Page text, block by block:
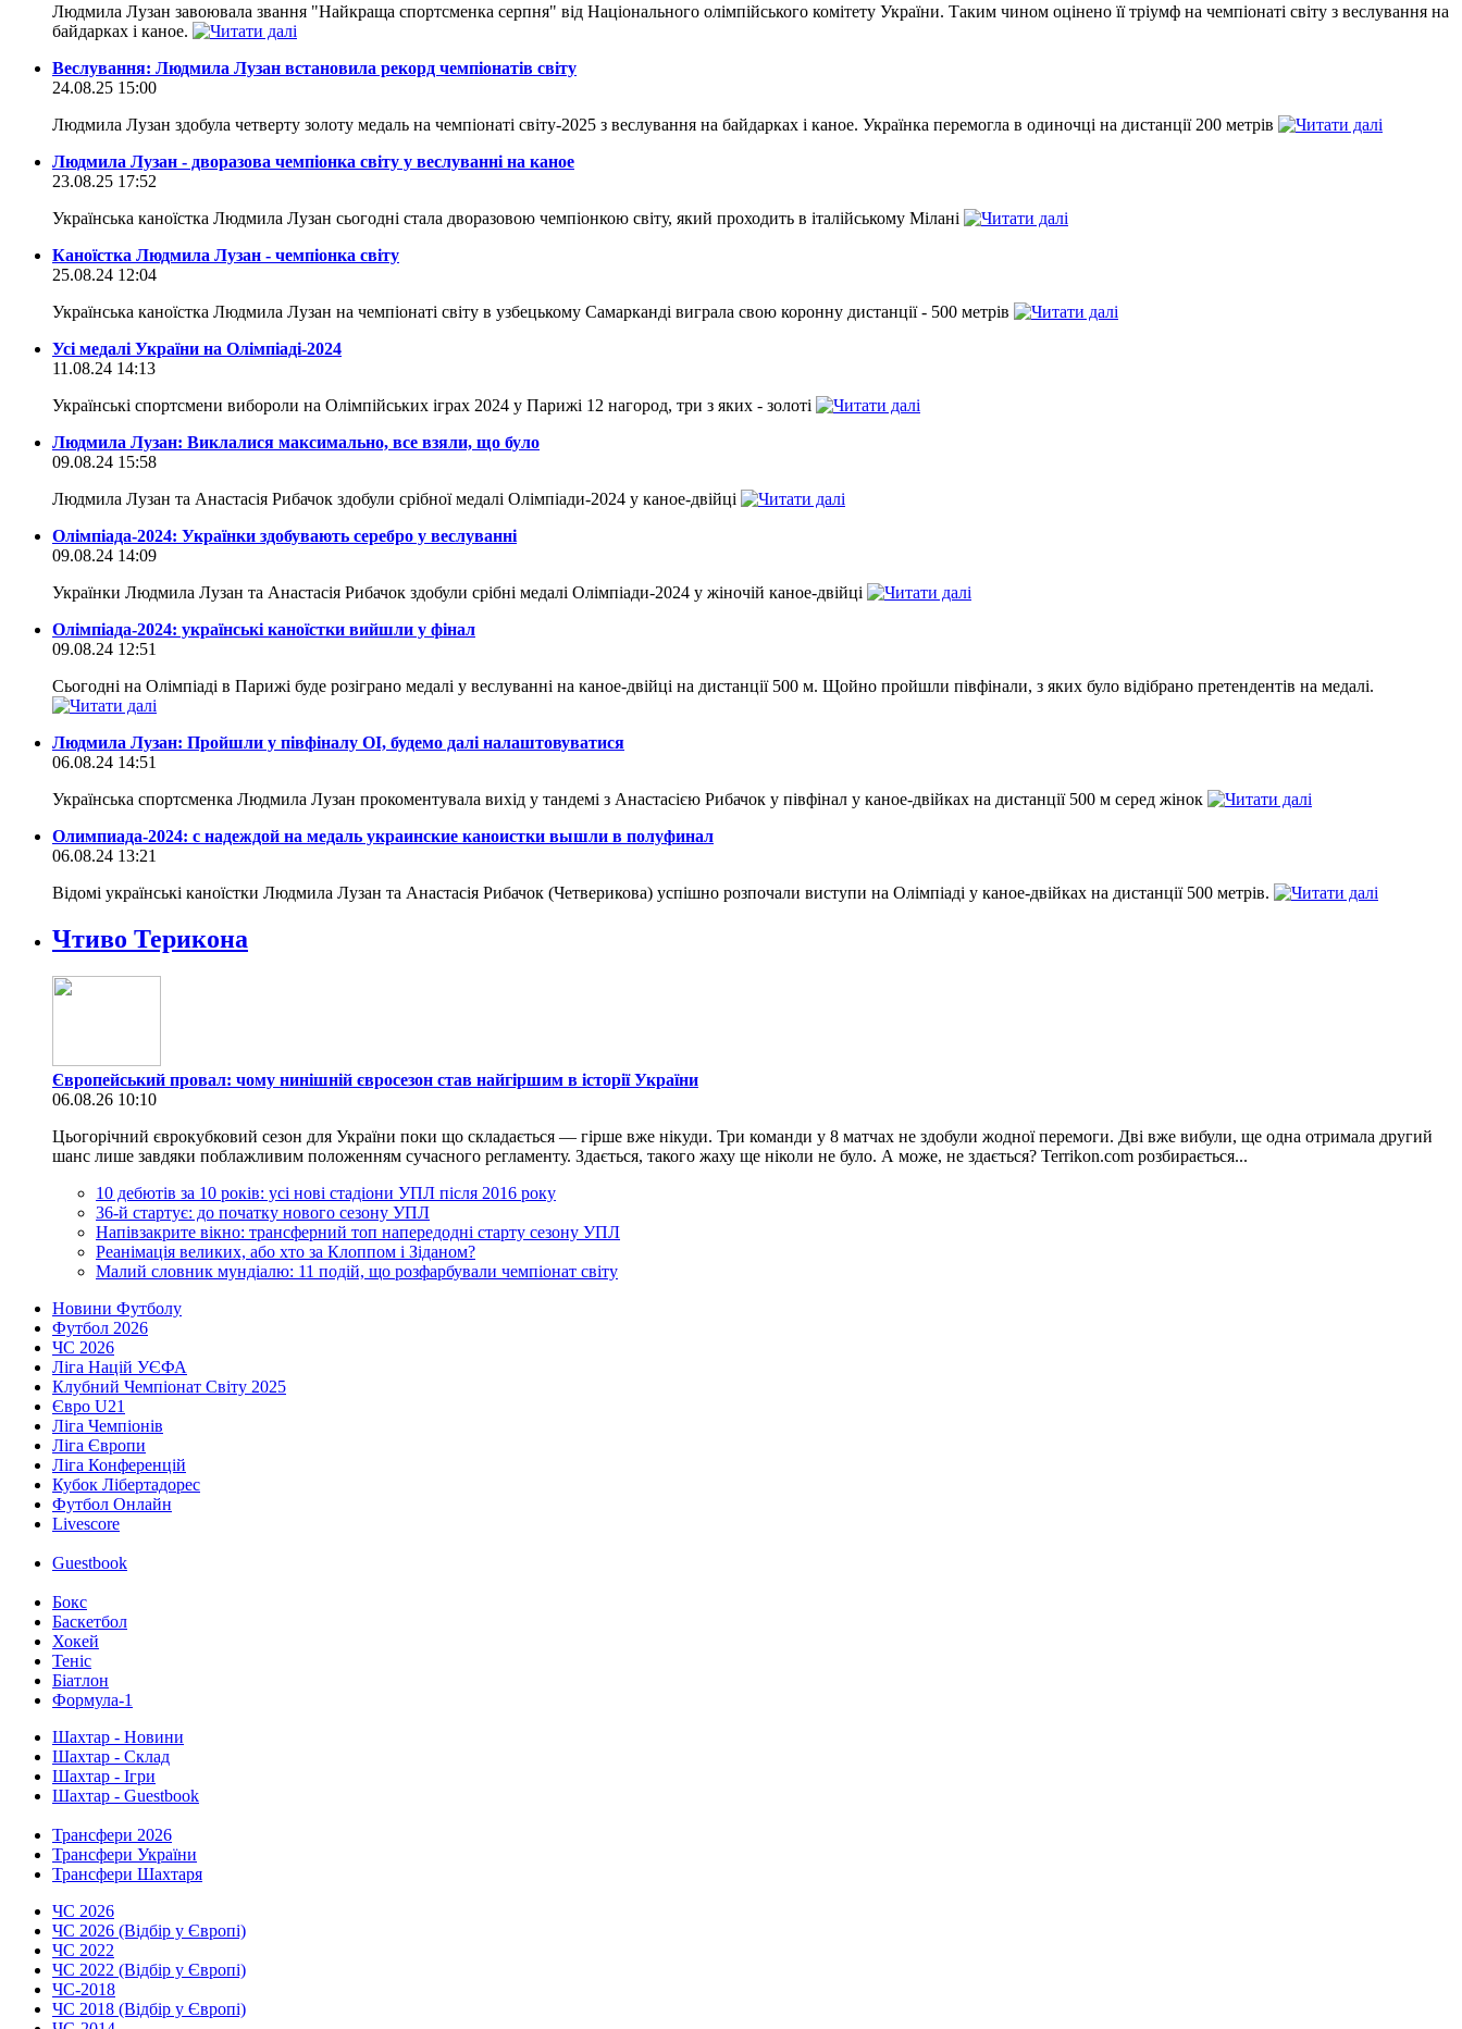
Людмила Лузан завоювала звання "Найкраща спортсменка серпня" від Національного олімпійського комітету України. Таким чином оцінено її тріумф на чемпіонаті світу з веслування на
байдарках і каное.
Веслування: Людмила Лузан встановила рекорд чемпіонатів світу
24.08.25 15:00
Людмила Лузан здобула четверту золоту медаль на чемпіонаті світу-2025 з веслування на байдарках і каное. Українка перемогла в одиночці на дистанції 200 метрів
Людмила Лузан - дворазова чемпіонка світу у веслуванні на каное
23.08.25 17:52
Українська каноїстка Людмила Лузан сьогодні стала дворазовою чемпіонкою світу, який проходить в італійському Мілані
Каноїстка Людмила Лузан - чемпіонка світу
25.08.24 12:04
Українська каноїстка Людмила Лузан на чемпіонаті світу в узбецькому Самарканді виграла свою коронну дистанції - 500 метрів
Усі медалі України на Олімпіаді-2024
11.08.24 14:13
Українські спортсмени вибороли на Олімпійських іграх 2024 у Парижі 12 нагород, три з яких - золоті
Людмила Лузан: Виклалися максимально, все взяли, що було
09.08.24 15:58
Людмила Лузан та Анастасія Рибачок здобули срібної медалі Олімпіади-2024 у каное-двійці
Олімпіада-2024: Українки здобувають серебро у веслуванні
09.08.24 14:09
Українки Людмила Лузан та Анастасія Рибачок здобули срібні медалі Олімпіади-2024 у жіночій каное-двійці
Олімпіада-2024: українські каноїстки вийшли у фінал
09.08.24 12:51
Сьогодні на Олімпіаді в Парижі буде розіграно медалі у веслуванні на каное-двійці на дистанції 500 м. Щойно пройшли півфінали, з яких було відібрано претендентів на медалі.
Людмила Лузан: Пройшли у півфіналу ОІ, будемо далі налаштовуватися
06.08.24 14:51
Українська спортсменка Людмила Лузан прокоментувала вихід у тандемі з Анастасією Рибачок у півфінал у каное-двійках на дистанції 500 м серед жінок
Олимпиада-2024: с надеждой на медаль украинские каноистки вышли в полуфинал
06.08.24 13:21
Відомі українські каноїстки Людмила Лузан та Анастасія Рибачок (Четверикова) успішно розпочали виступи на Олімпіаді у каное-двійках на дистанції 500 метрів.
Чтиво Терикона
Європейський провал: чому нинішній євросезон став найгіршим в історії України
06.08.26 10:10
Цьогорічний єврокубковий сезон для України поки що складається — гірше вже нікуди. Три команди у 8 матчах не здобули жодної перемоги. Дві вже вибули, ще одна отримала другий
шанс лише завдяки поблажливим положенням сучасного регламенту. Здається, такого жаху ще ніколи не було. А може, не здається? Terrikon.com розбирається...
10 дебютів за 10 років: усі нові стадіони УПЛ після 2016 року
36-й стартує: до початку нового сезону УПЛ
Напівзакрите вікно: трансферний топ напередодні старту сезону УПЛ
Реанімація великих, або хто за Клоппом і Зіданом?
Малий словник мундіалю: 11 подій, що розфарбували чемпіонат світу
Новини Футболу
Футбол 2026
ЧС 2026
Ліга Націй УЄФА
Клубний Чемпіонат Світу 2025
Євро U21
Ліга Чемпіонів
Ліга Європи
Ліга Конференцій
Кубок Лібертадорес
Футбол Онлайн
Livescore
Guestbook
Бокс
Баскетбол
Хокей
Теніс
Біатлон
Формула-1
Шахтар - Новини
Шахтар - Склад
Шахтар - Ігри
Шахтар - Guestbook
Трансфери 2026
Трансфери України
Трансфери Шахтаря
ЧС 2026
ЧС 2026 (Відбір у Європі)
ЧС 2022
ЧС 2022 (Відбір у Європі)
ЧС-2018
ЧС 2018 (Відбір у Європі)